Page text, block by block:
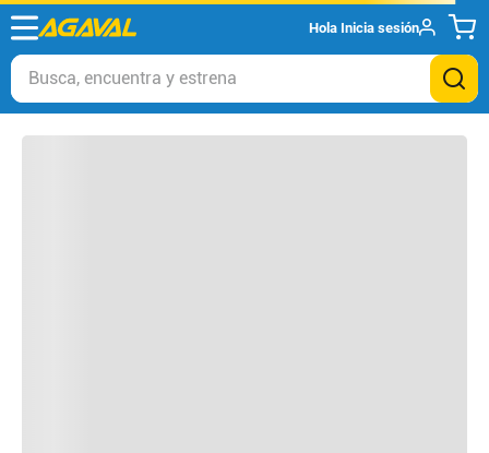
Hola Inicia sesión
Busca, encuentra y estrena
Otros clientes compraron